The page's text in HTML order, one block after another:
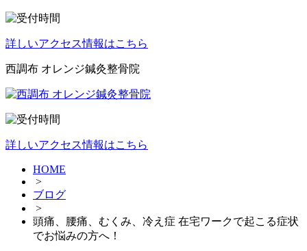
詳しいアクセス情報はこちら
西調布 オレンジ鍼灸整骨院
詳しいアクセス情報はこちら
HOME
>
ブログ
>
頭痛、腰痛、むくみ、冷え症 在宅ワークで起こる症状
でお悩みの方へ！